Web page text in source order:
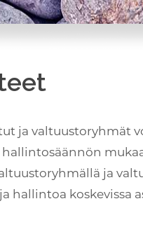
ja valtuustoryhmät
hallintosäännön
ja
hallintoa koskevissa